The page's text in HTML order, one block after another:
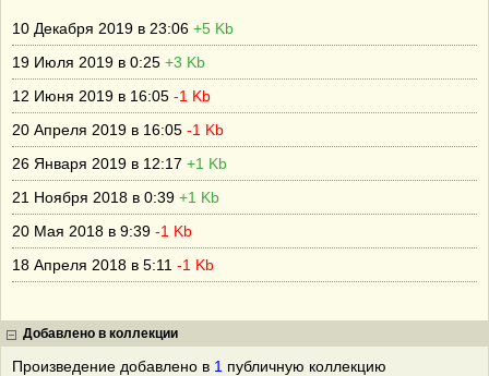
10 Декабря 2019 в 23:06 +5 Kb
19 Июля 2019 в 0:25 +3 Kb
12 Июня 2019 в 16:05 -1 Kb
20 Апреля 2019 в 16:05 -1 Kb
26 Января 2019 в 12:17 +1 Kb
21 Ноября 2018 в 0:39 +1 Kb
20 Мая 2018 в 9:39 -1 Kb
18 Апреля 2018 в 5:11 -1 Kb
Добавлено в коллекции
Произведение добавлено в 1 публичную коллекцию